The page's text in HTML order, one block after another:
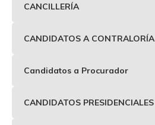
CANCILLERÍA
CANDIDATOS A CONTRALORÍA
Candidatos a Procurador
CANDIDATOS PRESIDENCIALES